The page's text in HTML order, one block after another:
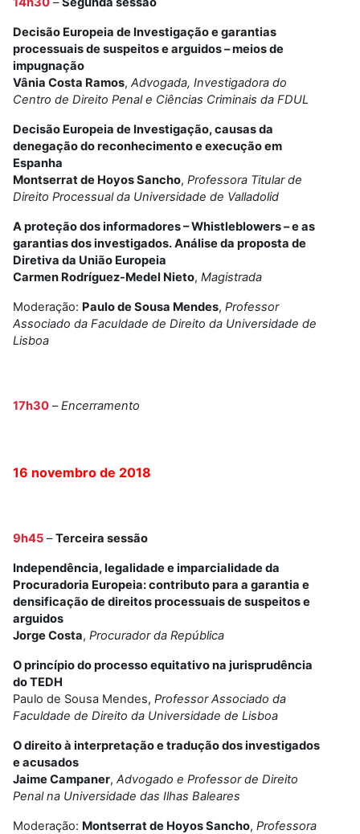
Decisão Europeia de Investigação e garantias
processuais de suspeitos e arguidos – meios de
impugnação
Vânia Costa Ramos, Advogada, Investigadora do
Centro de Direito Penal e Ciências Criminais da FDUL
Decisão Europeia de Investigação, causas da
denegação do reconhecimento e execução em
Espanha
Montserrat de Hoyos Sancho, Professora Titular de
Direito Processual da Universidade de Valladolid
A proteção dos informadores – Whistleblowers – e as
garantias dos investigados. Análise da proposta de
Diretiva da União Europeia
Carmen Rodríguez-Medel Nieto, Magistrada
Moderação: Paulo de Sousa Mendes, Professor
Associado da Faculdade de Direito da Universidade de
Lisboa
17h30 –Encerramento
16 novembro de 2018
9h45 –Terceira sessão
Independência, legalidade e imparcialidade da
Procuradoria Europeia: contributo para a garantia e
densificação de direitos processuais de suspeitos e
arguidos
Jorge Costa, Procurador da República
O princípio do processo equitativo na jurisprudência
do TEDH
Paulo de Sousa Mendes, Professor Associado da
Faculdade de Direito da Universidade de Lisboa
O direito à interpretação e tradução dos investigados
e acusados
Jaime Campaner, Advogado e Professor de Direito
Penal na Universidade das Ilhas Baleares
Moderação: Montserrat de Hoyos Sancho, Professora